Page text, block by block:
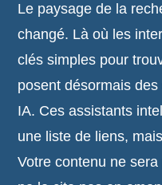
Le paysage de la
changé. Là où les
clés simples pour
posent désormais
IA. Ces assistants
une liste de liens,
Votre contenu ne